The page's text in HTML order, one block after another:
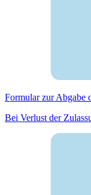
Formular zur Abgabe
Bei Verlust der